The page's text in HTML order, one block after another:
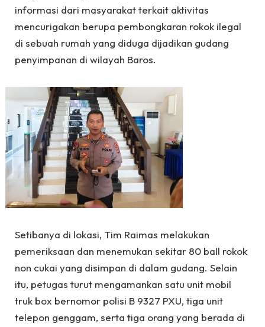
informasi dari masyarakat terkait aktivitas
mencurigakan berupa pembongkaran rokok ilegal
di sebuah rumah yang diduga dijadikan gudang
penyimpanan di wilayah Baros.
Setibanya di lokasi, Tim Raimas melakukan
pemeriksaan dan menemukan sekitar 80 ball rokok
non cukai yang disimpan di dalam gudang. Selain
itu, petugas turut mengamankan satu unit mobil
truk box bernomor polisi B 9327 PXU, tiga unit
telepon genggam, serta tiga orang yang berada di